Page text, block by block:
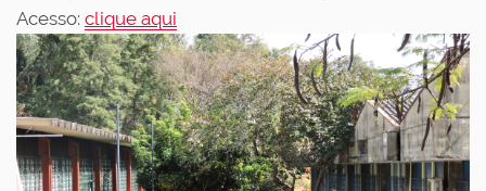
Acesso: clique aqui